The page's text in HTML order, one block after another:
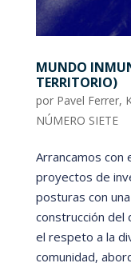
MUNDO
TERRITORIO)
por Pavel Ferrer,
NÚMERO SIETE
Arrancamos con
proyectos de
posturas con
construcción del
el respeto a la
comunidad,